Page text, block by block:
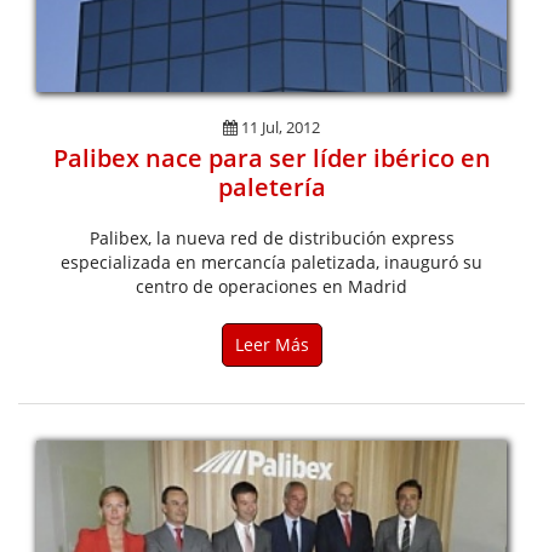
11 Jul, 2012
Palibex nace para ser líder ibérico en
paletería
Palibex, la nueva red de distribución express
especializada en mercancía paletizada, inauguró su
centro de operaciones en Madrid
Leer Más